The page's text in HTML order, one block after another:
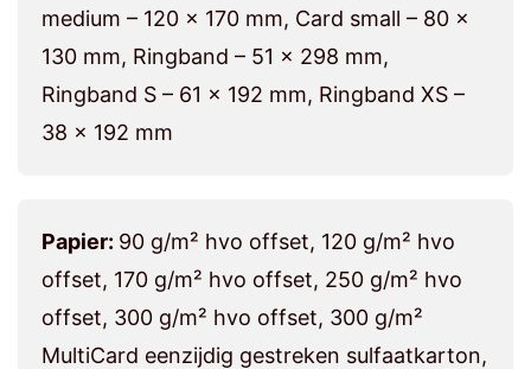
medium – 120 x 170 mm, Card small – 80 x
130 mm, Ringband – 51 x 298 mm,
Ringband S – 61 x 192 mm, Ringband XS –
38 x 192 mm
Papier: 90 g/m² hvo offset, 120 g/m² hvo
offset, 170 g/m² hvo offset, 250 g/m² hvo
offset, 300 g/m² hvo offset, 300 g/m²
MultiCard eenzijdig gestreken sulfaatkarton,